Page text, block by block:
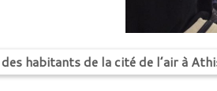
des habitants de la cité de l’air à